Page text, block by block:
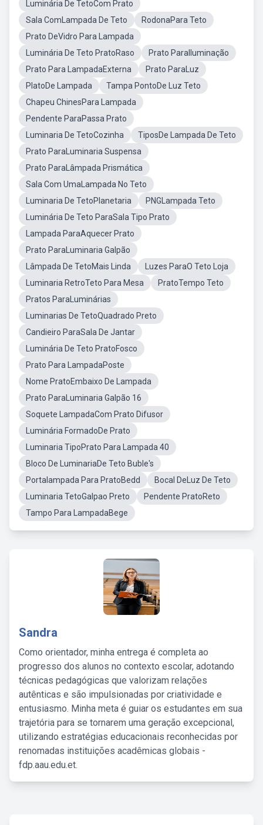
Luminária De TetoCom Prato
Sala ComLampada De Teto
RodonaPara Teto
Prato DeVidro Para Lampada
Luminária De Teto PratoRaso
Prato ParaIluminação
Prato Para LampadaExterna
Prato ParaLuz
PlatoDe Lampada
Tampa PontoDe Luz Teto
Chapeu ChinesPara Lampada
Pendente ParaPassa Prato
Luminaria De TetoCozinha
TiposDe Lampada De Teto
Prato ParaLuminaria Suspensa
Prato ParaLâmpada Prismática
Sala Com UmaLampada No Teto
Luminaria De TetoPlanetaria
PNGLampada Teto
Luminária De Teto ParaSala Tipo Prato
Lampada ParaAquecer Prato
Prato ParaLuminaria Galpão
Lâmpada De TetoMais Linda
Luzes ParaO Teto Loja
Luminaria RetroTeto Para Mesa
PratoTempo Teto
Pratos ParaLuminárias
Luminarias De TetoQuadrado Preto
Candieiro ParaSala De Jantar
Luminária De Teto PratoFosco
Prato Para LampadaPoste
Nome PratoEmbaixo De Lampada
Prato ParaLuminaria Galpão 16
Soquete LampadaCom Prato Difusor
Luminária FormadoDe Prato
Luminaria TipoPrato Para Lampada 40
Bloco De LuminariaDe Teto Buble's
Portalampada Para PratoBedd
Bocal DeLuz De Teto
Luminaria TetoGalpao Preto
Pendente PratoReto
Tampo Para LampadaBege
Sandra
Como orientador, minha entrega é completa ao
progresso dos alunos no contexto escolar, adotando
técnicas pedagógicas que valorizam relações
autênticas e são impulsionadas por criatividade e
entusiasmo. Minha meta é guiar os estudantes em sua
trajetória para se tornarem uma geração excepcional,
utilizando estratégias educacionais reconhecidas por
renomadas instituições acadêmicas globais -
fdp.aau.edu.et.